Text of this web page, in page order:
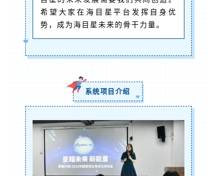
希望大家在海目星平台发挥自身优
势，成为海目星未来的骨干力量。
系统项目介绍